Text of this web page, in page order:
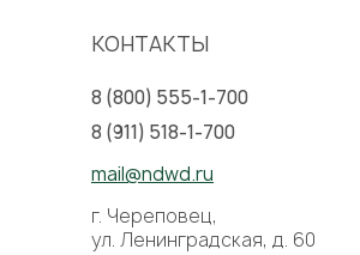
КОНТАКТЫ
8 (800) 555-1-700
8 (911) 518-1-700
mail@ndwd.ru
г. Череповец,
ул. Ленинградская, д. 60